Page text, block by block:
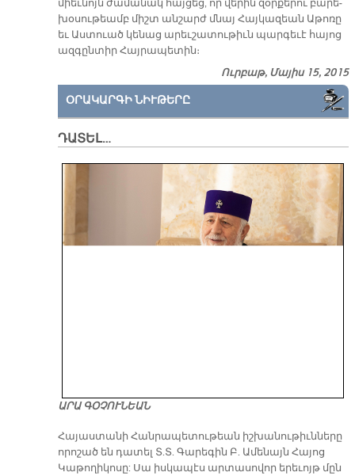
միեւ­նոյն ժա­մա­նակ հայ­ցեց, որ վե­րին զօր­քե­րու բա­րե­
խօ­սու­թեամբ միշտ ան­շարժ մնայ Հայ­կա­զեան Ա­թո­ռը
եւ Աս­տուած կե­նաց ա­րեւ­շա­տու­թիւն պար­գե­ւէ հա­յոց
ազ­գըն­տիր Հայ­րա­պե­տին։
Ուրբաթ, Մայիս 15, 2015
ՕՐԱԿԱՐԳԻ ՆԻՒԹԵՐԸ
ԴԱՏԵԼ…
ԱՐԱ ԳՕՉՈՒՆԵԱՆ
​Հայաստանի Հանրապետութեան իշխանութիւնները
որոշած են դատել Տ.Տ. Գարեգին Բ. Ամենայն Հայոց
Կաթողիկոսը: Սա իսկապէս արտասովոր երեւոյթ մըն